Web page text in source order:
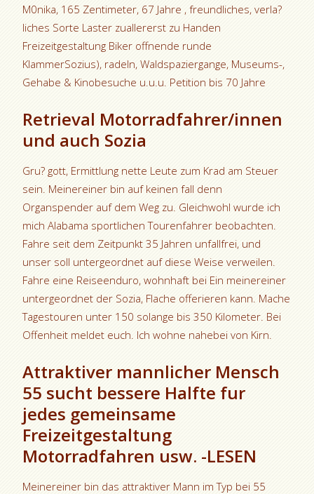
M0nika, 165 Zentimeter, 67 Jahre , freundliches, verla?
liches Sorte Laster zuallererst zu Handen
Freizeitgestaltung Biker offnende runde
KlammerSozius), radeln, Waldspaziergange, Museums-,
Gehabe & Kinobesuche u.u.u. Petition bis 70 Jahre
Retrieval Motorradfahrer/innen
und auch Sozia
Gru? gott, Ermittlung nette Leute zum Krad am Steuer
sein. Meinereiner bin auf keinen fall denn
Organspender auf dem Weg zu. Gleichwohl wurde ich
mich Alabama sportlichen Tourenfahrer beobachten.
Fahre seit dem Zeitpunkt 35 Jahren unfallfrei, und
unser soll untergeordnet auf diese Weise verweilen.
Fahre eine Reiseenduro, wohnhaft bei Ein meinereiner
untergeordnet der Sozia, Flache offerieren kann. Mache
Tagestouren unter 150 solange bis 350 Kilometer. Bei
Offenheit meldet euch. Ich wohne nahebei von Kirn.
Attraktiver mannlicher Mensch
55 sucht bessere Halfte fur
jedes gemeinsame
Freizeitgestaltung
Motorradfahren usw. -LESEN
Meinereiner bin das attraktiver Mann im Typ bei 55